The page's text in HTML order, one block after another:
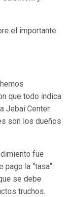
el importante
que todo indica
Jebai Center.
son los dueños
fue
la “tasa”.
se debe
truchos.